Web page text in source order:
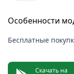
сокрушительный
Рейтинговые
улучшать
Особенности
Бесплатные
Скачать на